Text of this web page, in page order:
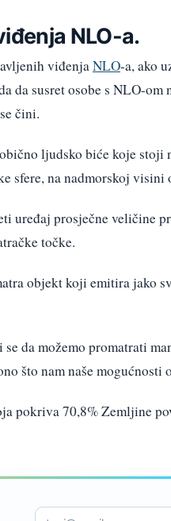
NLO-a.
viđenjaNLO-a, ako
da susret osobe s NLO-
čini.
ljudsko biće koje
sfere, na nadmorskoj visini
uređaj prosječne veličine
točke.
objekt koji emitira jako
da možemo promatrati
što nam naše mogućnosti
pokriva 70,8% Zemljine